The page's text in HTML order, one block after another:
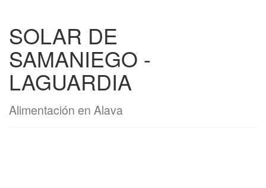
SOLAR DE
SAMANIEGO -
LAGUARDIA
Alimentación en Alava